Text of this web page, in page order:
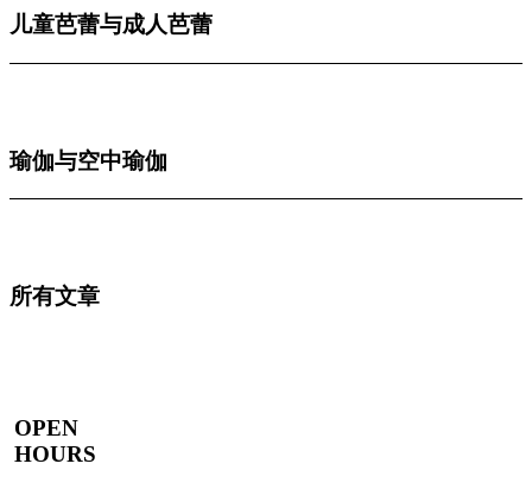
儿童芭蕾与成人芭蕾
瑜伽与空中瑜伽
所有文章
OPEN
HOURS